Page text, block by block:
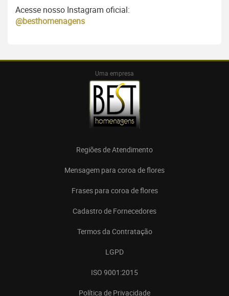
Acesse nosso Instagram oficial:
@besthomenagens
Uma empresa
Regiões de Atendimento
Mensagem para coroa de flores
Frases para coroa de flores
Cadastro de Fornecedores
Termos da Contratação
LGPD
ISO 9001:2015
Política de Privacidade